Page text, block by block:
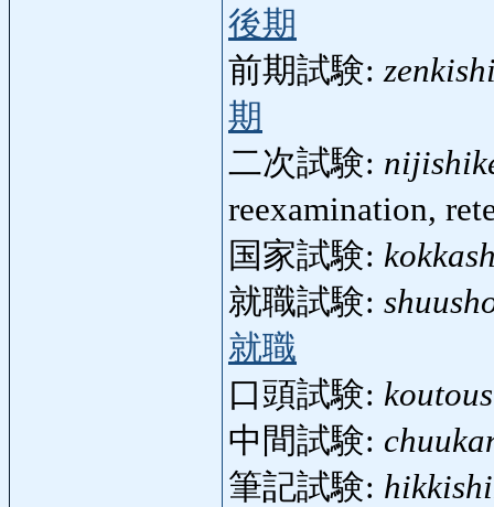
後期
前期試験:
期
二次試験:
reexamination,
国家試験:
就職試験:
就職
口頭試験:
中間試験:
筆記試験: